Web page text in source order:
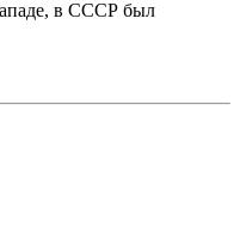
в СССР был